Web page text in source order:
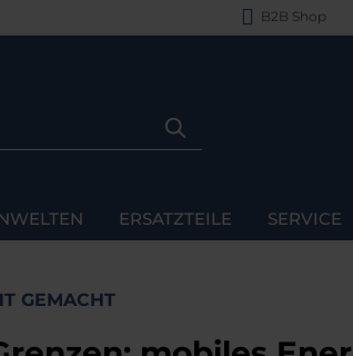
B2B Shop
ERSATZTEILE SERVICE
GEMACHT